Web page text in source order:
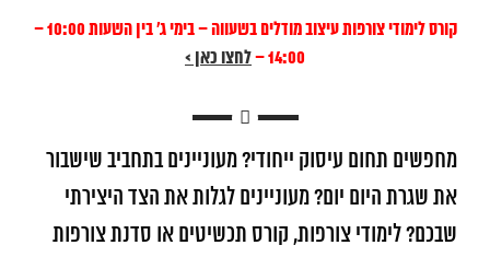
קורס לימודי צורפות עיצוב מודלים בשעווה – בימי ג’ בין השעות 10:00 –
14:00 –
לחצו כאן >
מחפשים תחום עיסוק ייחודי? מעוניינים בתחביב שישבור
את שגרת היום יום? מעוניינים לגלות את הצד היצירתי
שבכם? לימודי צורפות, קורס תכשיטים או סדנת צורפות